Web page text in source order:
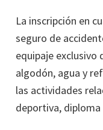
La inscripción en
seguro de
equipaje exclusivo
algodón, agua y
las actividades
deportiva,